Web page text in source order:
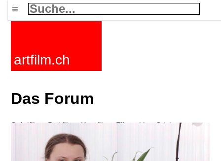
≡
artfilm.ch
Das Forum
Spielfilme Dokfilme Kurzfilme Filmzyklen
Stichworte
Nachrichten F-Rated
Warenkorb
Kaufen Aktivieren